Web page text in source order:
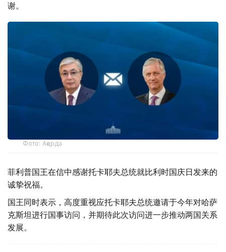
谢。
Фото: Ақорда
菲利普国王在信中感谢托卡耶夫总统就比利时国庆日发来的
诚挚祝福。
国王同时表示，高度重视应托卡耶夫总统邀请于今年对哈萨
克斯坦进行国事访问，并期待此次访问进一步推动两国关系
发展。